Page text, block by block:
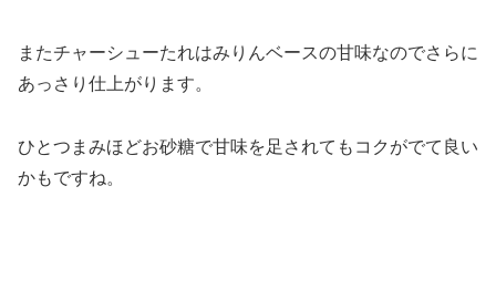
またチャーシューたれはみりんベースの甘味なのでさらに
あっさり仕上がります。
ひとつまみほどお砂糖で甘味を足されてもコクがでて良い
かもですね。